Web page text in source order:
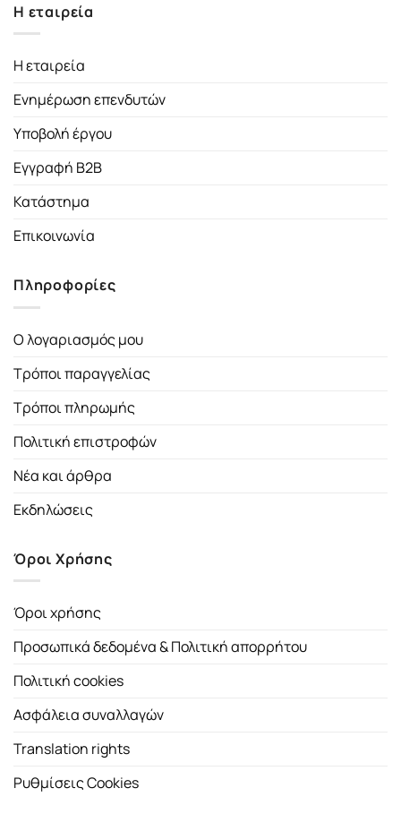
Η εταιρεία
Η εταιρεία
Ενημέρωση επενδυτών
Υποβολή έργου
Εγγραφή B2B
Κατάστημα
Επικοινωνία
Πληροφορίες
Ο λογαριασμός μου
Τρόποι παραγγελίας
Τρόποι πληρωμής
Πολιτική επιστροφών
Νέα και άρθρα
Εκδηλώσεις
Όροι Χρήσης
Όροι χρήσης
Προσωπικά δεδομένα & Πολιτική απορρήτου
Πολιτική cookies
Ασφάλεια συναλλαγών
Translation rights
Ρυθμίσεις Cookies